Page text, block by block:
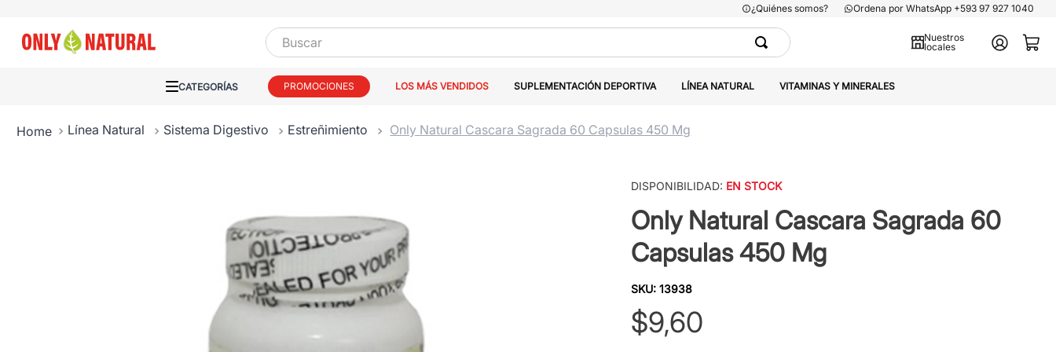
¿Quiénes somos? Ordena por WhatsApp +593 97 927 1040
Buscar
Nuestros
locales
PROMOCIONES LOS MÁS VENDIDOS SUPLEMENTACIÓN DEPORTIVA LÍNEA NATURAL VITAMINAS Y MINERALES
Línea Natural Sistema Digestivo Estreñimiento Only Natural Cascara Sagrada 60 Capsulas 450 Mg
DISPONIBILIDAD: EN STOCK
Only Natural Cascara Sagrada 60
Capsulas 450 Mg
SKU: 13938
$9,60